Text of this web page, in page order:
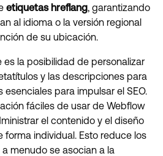
etiquetas hreflang, garantizando
al idioma o la versión regional
de su ubicación.
la posibilidad de personalizar
y las descripciones para
para impulsar el SEO.
fáciles de usar de Webflow
el contenido y el diseño
individual. Esto reduce los
menudo se asocian a la